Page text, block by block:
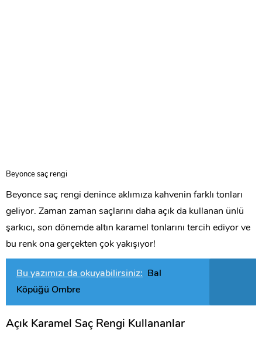
Beyonce saç rengi
Beyonce saç rengi denince aklımıza kahvenin farklı tonları
geliyor. Zaman zaman saçlarını daha açık da kullanan ünlü
şarkıcı, son dönemde altın karamel tonlarını tercih ediyor ve
bu renk ona gerçekten çok yakışıyor!
Bu yazımızı da okuyabilirsiniz:
Bal
Köpüğü Ombre
Açık Karamel Saç Rengi Kullananlar